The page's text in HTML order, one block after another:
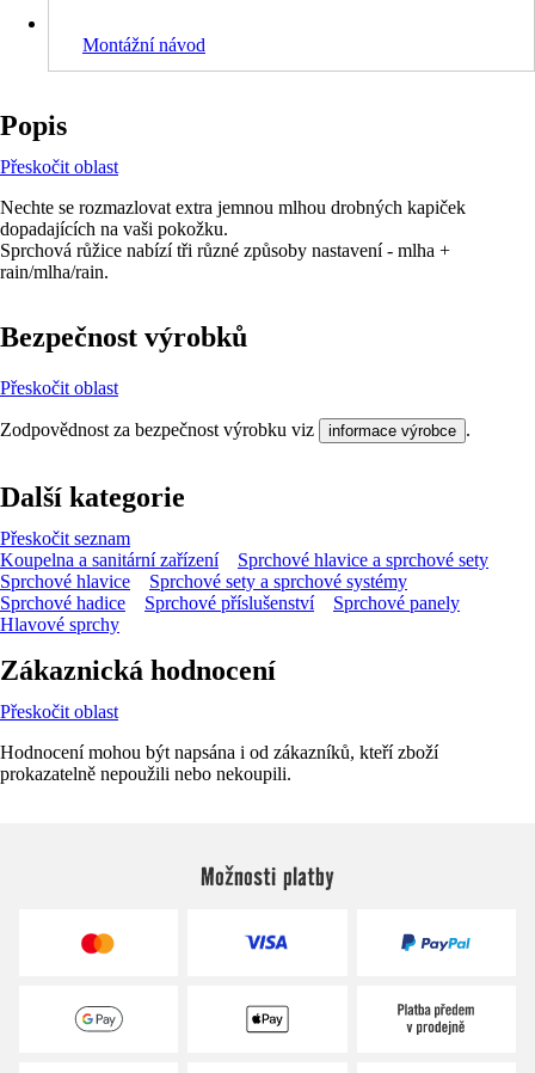
Montážní návod
Popis
Přeskočit oblast
Nechte se rozmazlovat extra jemnou mlhou drobných kapiček
dopadajících na vaši pokožku.
Sprchová růžice nabízí tři různé způsoby nastavení - mlha +
rain/mlha/rain.
Bezpečnost výrobků
Přeskočit oblast
Zodpovědnost za bezpečnost výrobku viz informace výrobce .
Další kategorie
Přeskočit seznam
Koupelna a sanitární zařízení
Sprchové hlavice a sprchové sety
Sprchové hlavice
Sprchové sety a sprchové systémy
Sprchové hadice
Sprchové příslušenství
Sprchové panely
Hlavové sprchy
Zákaznická hodnocení
Přeskočit oblast
Hodnocení mohou být napsána i od zákazníků, kteří zboží
prokazatelně nepoužili nebo nekoupili.
Možnosti platby